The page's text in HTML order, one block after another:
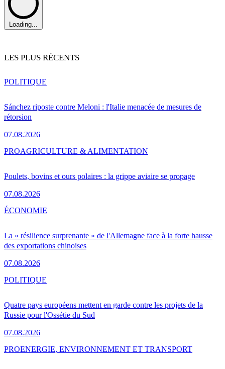
Loading...
LES PLUS RÉCENTS
Sánchez riposte contre Meloni : l'Italie menacée de mesures de
rétorsion
07.08.2026
POLITIQUE
Poulets, bovins et ours polaires : la grippe aviaire se propage
07.08.2026
PROAGRICULTURE & ALIMENTATION
La « résilience surprenante » de l'Allemagne face à la forte hausse
des exportations chinoises
07.08.2026
ÉCONOMIE
Quatre pays européens mettent en garde contre les projets de la
Russie pour l'Ossétie du Sud
07.08.2026
POLITIQUE
PROENERGIE, ENVIRONNEMENT ET TRANSPORT